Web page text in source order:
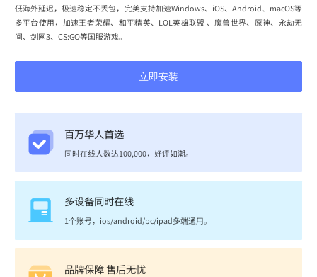
低海外延迟，极速稳定不丢包，完美支持加速Windows、iOS、Android、macOS等
多平台使用，加速王者荣耀、和平精英、LOL英雄联盟 、魔兽世界、原神、永劫无
间、剑网3、CS:GO等国服游戏。
立即安装
百万华人首选
同时在线人数达100,000，好评如潮。
多设备同时在线
1个账号，ios/android/pc/ipad多端通用。
品牌保障 售后无忧